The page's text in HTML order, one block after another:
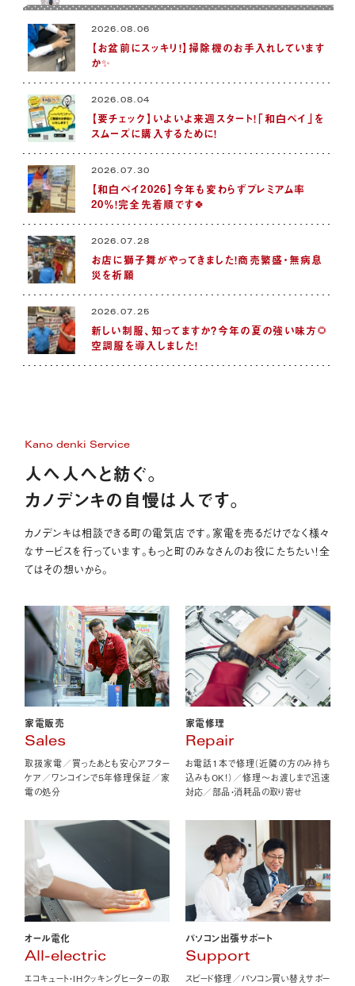
2026.08.06
【お盆前にスッキリ！】掃除機のお手入れしています
か✨
2026.08.04
【要チェック】いよいよ来週スタート！「和白ペイ」を
スムーズに購入するために！
2026.07.30
【和白ペイ2026】今年も変わらずプレミアム率
20％！完全先着順です🍀
2026.07.28
お店に獅子舞がやってきました！商売繁盛・無病息
災を祈願
2026.07.25
新しい制服、知ってますか？今年の夏の強い味方🌻
空調服を導入しました！
Kano denki Service
人へ人へと紡ぐ。
カノデンキの自慢は人です。
カノデンキは相談できる町の電気店です。家電を売るだけでなく様々
なサービスを行っています。もっと町のみなさんのお役にたちたい！全
てはその想いから。
家電販売
Sales
取扱家電／買ったあとも安心アフター
ケア／ワンコインで5年修理保証／家
電の処分
家電修理
Repair
お電話1本で修理（近隣の方のみ持ち
込みもOK！）／修理〜お渡しまで迅速
対応／部品・消耗品の取り寄せ
オール電化
All-electric
エコキュート・IHクッキングヒーターの取
パソコン出張サポート
Support
スピード修理／パソコン買い替えサポー